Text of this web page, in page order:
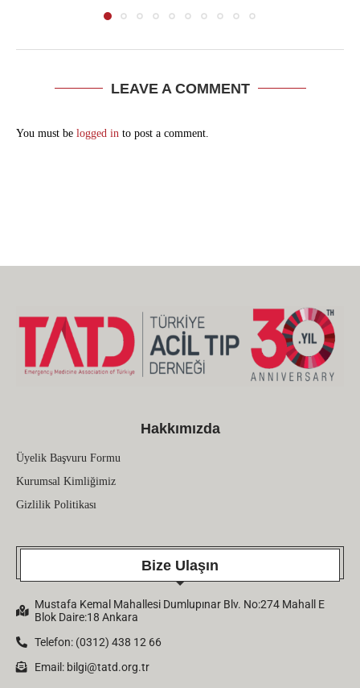
LEAVE A COMMENT
You must be logged in to post a comment.
Hakkımızda
Üyelik Başvuru Formu
Kurumsal Kimliğimiz
Gizlilik Politikası
Bize Ulaşın
Mustafa Kemal Mahallesi Dumlupınar Blv. No:274 Mahall E
Blok Daire:18 Ankara
Telefon: (0312) 438 12 66
Email: bilgi@tatd.org.tr